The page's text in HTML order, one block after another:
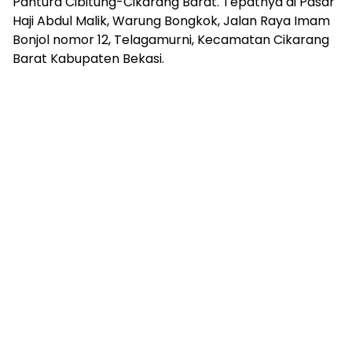
Haji Abdul Malik, Warung Bongkok, Jalan Raya Imam
Bonjol nomor 12, Telagamurni, Kecamatan Cikarang
Barat Kabupaten Bekasi.